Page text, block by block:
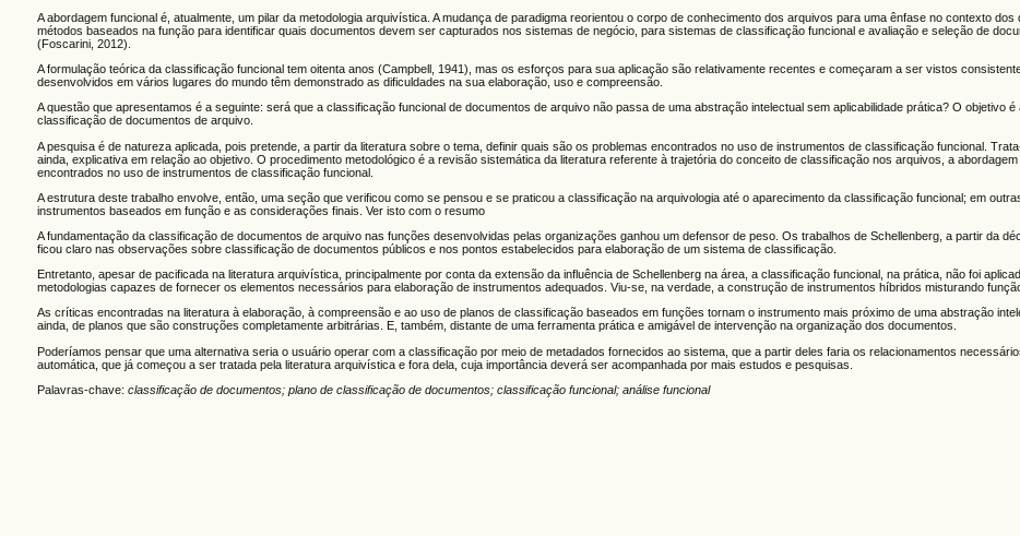
A abordagem funcional é, atualmente, um pilar da metodologia arquivística. A mudança de paradigma reorientou o corpo de conhecimento dos arquivos para uma ênfase no contexto
métodos baseados na função para identificar quais documentos devem ser capturados nos sistemas de negócio, para sistemas de classificação funcional e avaliação e seleção de
(Foscarini, 2012).
A formulação teórica da classificação funcional tem oitenta anos (Campbell, 1941), mas os esforços para sua aplicação são relativamente recentes e começaram a ser vistos
desenvolvidos em vários lugares do mundo têm demonstrado as dificuldades na sua elaboração, uso e compreensão.
A questão que apresentamos é a seguinte: será que a classificação funcional de documentos de arquivo não passa de uma abstração intelectual sem aplicabilidade prática? O objetivo
classificação de documentos de arquivo.
A pesquisa é de natureza aplicada, pois pretende, a partir da literatura sobre o tema, definir quais são os problemas encontrados no uso de instrumentos de classificação funcional.
ainda, explicativa em relação ao objetivo. O procedimento metodológico é a revisão sistemática da literatura referente à trajetória do conceito de classificação nos arquivos, a
encontrados no uso de instrumentos de classificação funcional.
A estrutura deste trabalho envolve, então, uma seção que verificou como se pensou e se praticou a classificação na arquivologia até o aparecimento da classificação funcional; em
instrumentos baseados em função e as considerações finais. Ver isto com o resumo
A fundamentação da classificação de documentos de arquivo nas funções desenvolvidas pelas organizações ganhou um defensor de peso. Os trabalhos de Schellenberg, a partir da
ficou claro nas observações sobre classificação de documentos públicos e nos pontos estabelecidos para elaboração de um sistema de classificação.
Entretanto, apesar de pacificada na literatura arquivística, principalmente por conta da extensão da influência de Schellenberg na área, a classificação funcional, na prática, não foi
metodologias capazes de fornecer os elementos necessários para elaboração de instrumentos adequados. Viu-se, na verdade, a construção de instrumentos híbridos misturando
As críticas encontradas na literatura à elaboração, à compreensão e ao uso de planos de classificação baseados em funções tornam o instrumento mais próximo de uma abstração
ainda, de planos que são construções completamente arbitrárias. E, também, distante de uma ferramenta prática e amigável de intervenção na organização dos documentos.
Poderíamos pensar que uma alternativa seria o usuário operar com a classificação por meio de metadados fornecidos ao sistema, que a partir deles faria os relacionamentos
automática, que já começou a ser tratada pela literatura arquivística e fora dela, cuja importância deverá ser acompanhada por mais estudos e pesquisas.
Palavras-chave: classificação de documentos; plano de classificação de documentos; classificação funcional; análise funcional